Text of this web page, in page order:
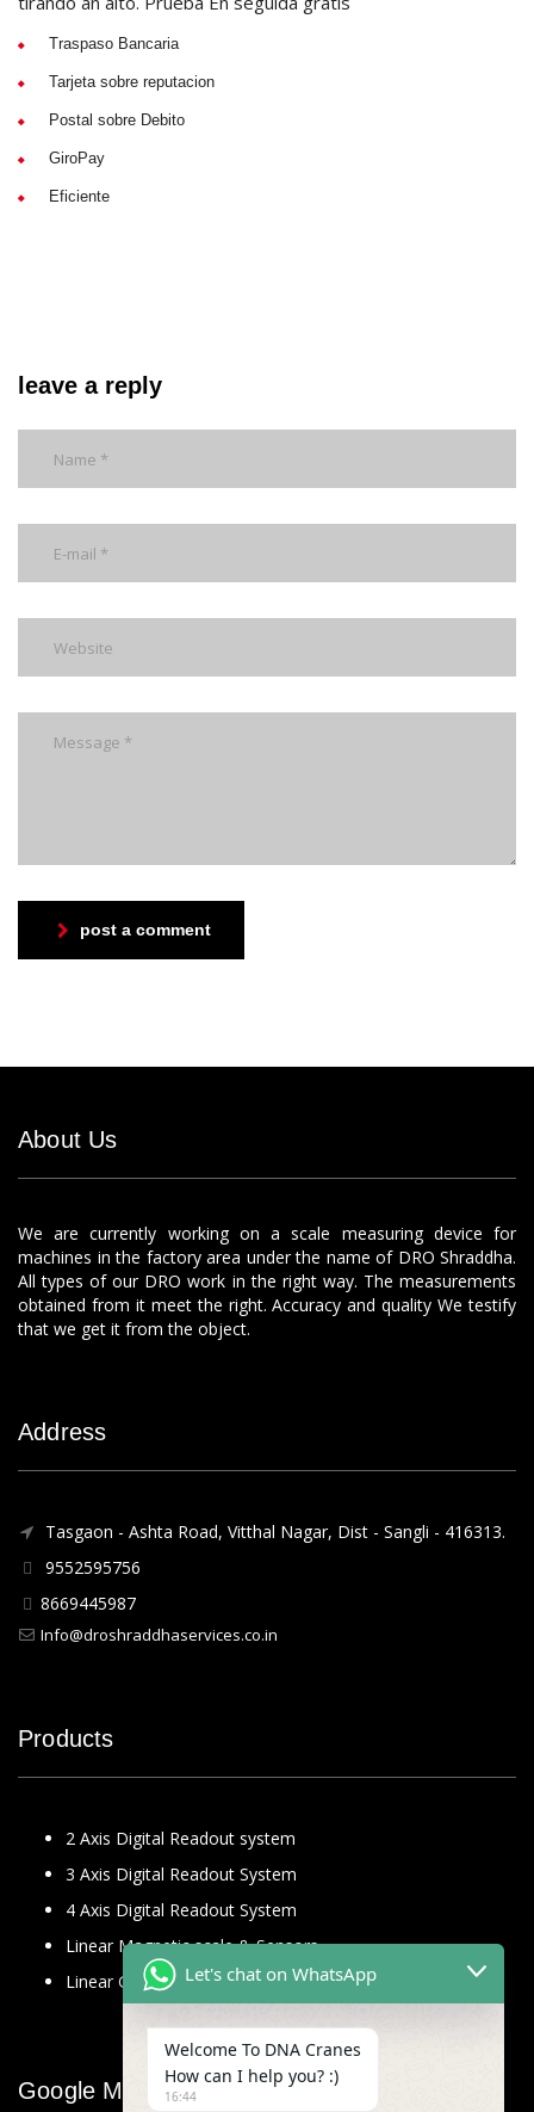
Traspaso Bancaria
Tarjeta sobre reputacion
Postal sobre Debito
GiroPay
Eficiente
leave a reply
post a comment
About Us
We are currently working on a scale measuring device for
machines in the factory area under the name of DRO Shraddha.
All types of our DRO work in the right way. The measurements
obtained from it meet the right. Accuracy and quality We testify
that we get it from the object.
Address
Tasgaon - Ashta Road, Vitthal Nagar, Dist - Sangli - 416313.
9552595756
8669445987
Info@droshraddhaservices.co.in
Products
2 Axis Digital Readout system
3 Axis Digital Readout System
4 Axis Digital Readout System
Linear Magnetic scale & Sensors
Linear Glass Scale
Google Map
Let's chat on WhatsApp
Welcome To DNA Cranes
How can I help you? :)
16:44